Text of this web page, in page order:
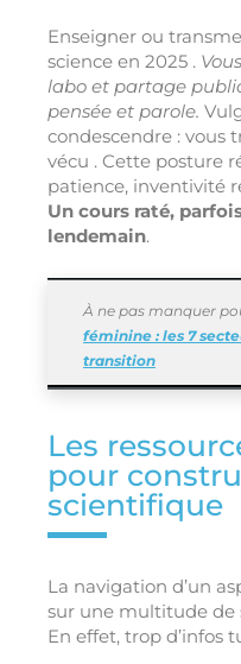
Enseigner ou
science en 2025 .
labo et partage
pensée et parole.
condescendre : vous
vécu . Cette posture
patience, inventivité
Un cours raté,
lendemain.
À ne pas manquer
féminine : les 7
transition
Les
pour
scientifique
La navigation d’un
sur une multitude de
En effet, trop d’infos